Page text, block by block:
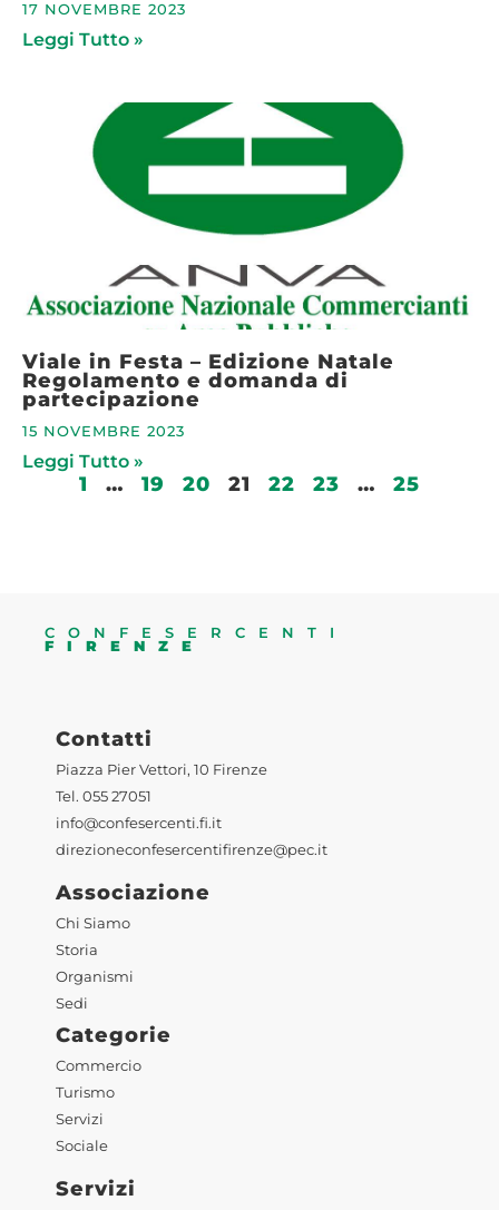
17 NOVEMBRE 2023
Leggi Tutto »
Viale in Festa – Edizione Natale
Regolamento e domanda di
partecipazione
15 NOVEMBRE 2023
Leggi Tutto »
1 … 19 20 21 22 23 … 25
CONFESERCENTI
FIRENZE
Contatti
Piazza Pier Vettori, 10 Firenze
Tel. 055 27051
info@confesercenti.fi.it
direzioneconfesercentifirenze@pec.it
Associazione
Chi Siamo
Storia
Organismi
Sedi
Categorie
Commercio
Turismo
Servizi
Sociale
Servizi